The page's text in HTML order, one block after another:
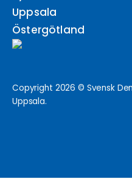
Uppsala
Östergötland
Copyright 2026 © Svensk
Uppsala.